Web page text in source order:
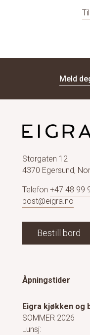
Meld
Storgaten 12
4370 Egersund,
Telefon +47 48 99
post@eigra.no
Bestill bord
Åpningstider
Eigra kjøkken og
SOMMER 2026
Lunsj: